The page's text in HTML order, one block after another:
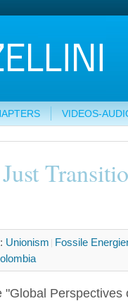
VIDEOS-
Unionism Fossile
Perspectives